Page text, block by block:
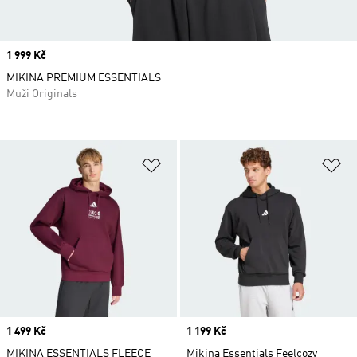
Přidat do seznamu přání
Price
1 499 Kč
MIKINA ESSENTIALS FLEECE
Price
1 199 Kč
Mikina Essentials Feelcozy
Price
1 999 Kč
MIKINA PREMIUM ESSENTIALS
Muži Originals